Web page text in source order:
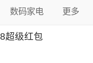
数码家电 更多
超级红包